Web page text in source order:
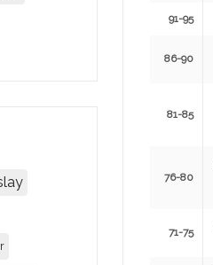
91-95
86-90
81-85
76-80
71-75